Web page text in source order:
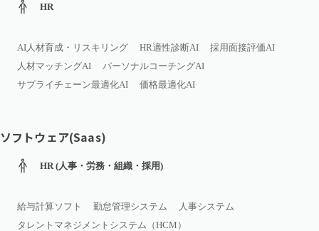
HR
AI人材育成・リスキリング HR適性診断AI
採用面接評価AI
人材マッチングAI
パーソナルコーチングAI
サプライチェーン最適化AI
価格最適化AI
ソフトウェア(Saas)
HR (人事・労務・組織・採用)
給与計算ソフト 勤怠管理システム
人事システム
タレントマネジメントシステム（HCM）